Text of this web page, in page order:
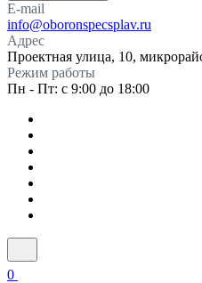
E-mail
info@oboronspecsplav.ru
Адрес
Проектная улица, 10,
Режим работы
Пн - Пт: с 9:00 до 18:00
0